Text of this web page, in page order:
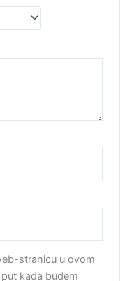
stranicu u ovom
kada budem